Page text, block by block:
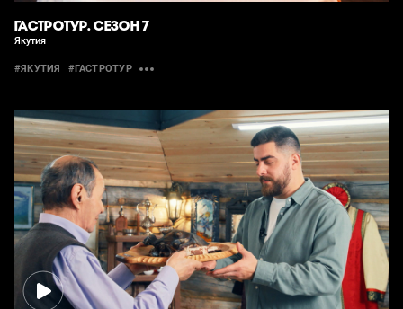
ГАСТРОТУР. СЕЗОН 7
Якутия
#ЯКУТИЯ #ГАСТРОТУР